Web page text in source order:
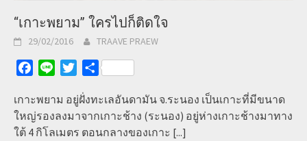
“เกาะพยาม” ใครไปก็ติดใจ
29/02/2016 TRAAVE PRAEW
Facebook
Line TwitterShare
เกาะพยาม อยู่ฝั่งทะเลอันดามัน จ.ระนอง เป็นเกาะที่มีขนาด
ใหญ่รองลงมาจากเกาะช้าง (ระนอง) อยู่ห่างเกาะช้างมาทาง
ใต้ 4 กิโลเมตร ตอนกลางของเกาะ [...]